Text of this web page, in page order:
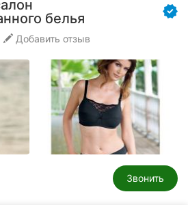
белья
Добавить отзыв
Звонить